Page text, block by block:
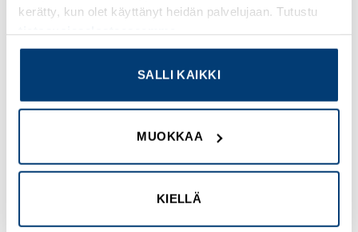
kerätty, kun olet käyttänyt heidän palvelujaan. Tutustu
SALLI KAIKKI
MUOKKAA
KIELLÄ
PRODUCT WEIGHT
VDE 0660
UL Category Control No.: NLDX
IEC/EN 60947-4-1